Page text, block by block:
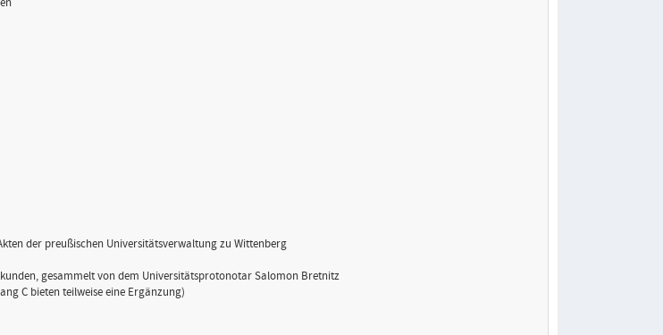
der preußischen Universitätsverwaltung zu Wittenberg
gesammelt von dem Universitätsprotonotar Salomon Bretnitz
C bieten teilweise eine Ergänzung)